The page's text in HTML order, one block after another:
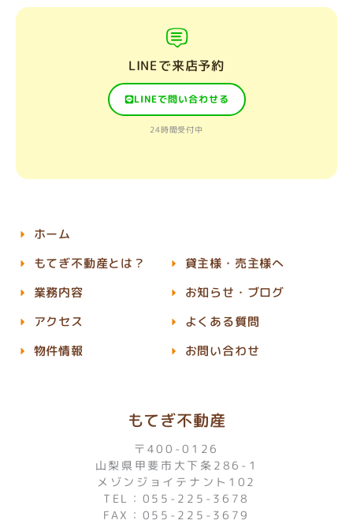
LINEで来店予約
LINEで問い合わせる
24時間受付中
もてぎ不動産
〒400-0126
山梨県甲斐市大下条286-1
メゾンジョイテナント102
TEL：055-225-3678
FAX：055-225-3679
ホーム
もてぎ不動産とは？
業務内容
アクセス
物件情報
貸主様・売主様へ
お知らせ・ブログ
よくある質問
お問い合わせ